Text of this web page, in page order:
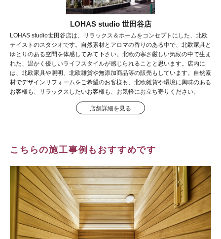
LOHAS studio 世田谷店
LOHAS studio世田谷店は、リラックス＆ホームをコンセプトにした、北欧
テイストのスタジオです。自然素材とアロマの香りのある中で、北欧家具と
ゆとりのある空間を体感してみて下さい。北欧の寒さ厳しい気候の中で生ま
れた、温かく優しいライフスタイルが感じられることと思います。店内に
は、北欧家具や照明、北欧雑貨や無添加商品等の販売もしています。自然素
材でデザインリフォームをご希望のお客様も、北欧雑貨や環境に興味のある
お客様も、リラックスしたいお客様も、お気軽にお立ち寄りください。
店舗詳細を見る
こちらの施工事例もおすすめです